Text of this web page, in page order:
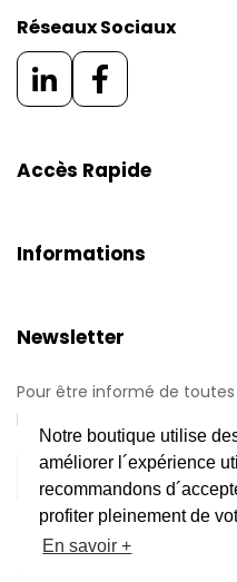
Notre boutique utilise
améliorer l´expérience
recommandons
profiter pleinement de
En savoir +
Réseaux Sociaux
Accès Rapide
Informations
Newsletter
Pour être informé de
promotions.